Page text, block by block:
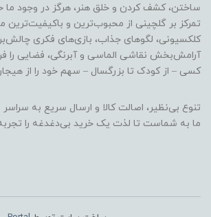
ساختن، کشف کردن و خلق هنر، هرگز در وجود
تمرکز بر گلچینی از محبوب‌ترین و باکیفیت‌ترین
کلکسیونی، لگوهای جذاب، بازی‌های فکری
آرامش‌بخش نقاشی الماسی و آبرنگی، فضایی را
کسی – از کودک تا بزرگسال – سهم خود را از
تنوع بی‌نظیر، اصالت کالا و ارسال سریع به
ما به شماست تا لذت یک خرید بی‌دغدغه را